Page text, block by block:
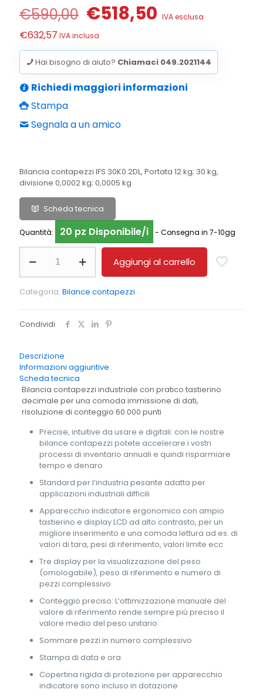
€590,00 Il
prezzo
originale
era:
€590,00.
€518,50 Il
attuale
è:
€518,50.
IVA esclusa
€632,57 IVA inclusa
Hai bisogno di aiuto? Chiamaci 049.2021144
Richiedi maggiori informazioni
Stampa
Segnala a un amico
Bilancia contapezzi IFS 30K0.2DL, Portata 12 kg; 30 kg,
divisione 0,0002 kg; 0,0005 kg
Scheda tecnica
Quantità: 20 pz Disponibile/i - Consegna in 7-10gg
contapezzi
KERN
30K0.2DL
Aggiungi al carrello
Categoria: Bilance contapezzi
Condividi
Descrizione
Informazioni aggiuntive
Scheda tecnica
Bilancia contapezzi industriale con pratico tastierino
decimale per una comoda immissione di dati,
risoluzione di conteggio 60.000 punti
Precise, intuitive da usare e digitali: con le nostre
bilance contapezzi potete accelerare i vostri
processi di inventario annuali e quindi risparmiare
tempo e denaro
Standard per l‘industria pesante adatta per
applicazioni industriali difficili
Apparecchio indicatore ergonomico con ampio
tastierino e display LCD ad alto contrasto, per un
migliore inserimento e una comoda lettura ad es. di
valori di tara, pesi di riferimento, valori limite ecc
Tre display per la visualizzazione del peso
(omologabile), peso di riferimento e numero di
pezzi complessivo
Conteggio preciso: L‘ottimizzazione manuale del
valore di riferimento rende sempre più preciso il
valore medio del peso unitario
Sommare pezzi in numero complessivo
Stampa di data e ora
Copertina rigida di protezione per apparecchio
indicatore sono incluso in dotazione